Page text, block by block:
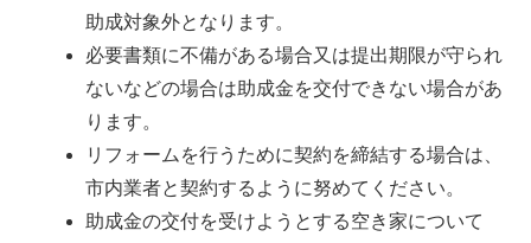
助成対象外となります。
必要書類に不備がある場合又は提出期限が守られ
ないなどの場合は助成金を交付できない場合があ
ります。
リフォームを行うために契約を締結する場合は、
市内業者と契約するように努めてください。
助成金の交付を受けようとする空き家について